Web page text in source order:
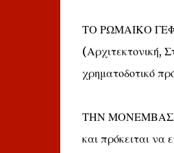
ΤΟ ΡΩΜΑΙΚΟ
(Αρχιτεκτονική,
χρηματοδοτικό
ΤΗΝ ΜΟΝΕΜΒΑΣΙΑ:
και πρόκειται να